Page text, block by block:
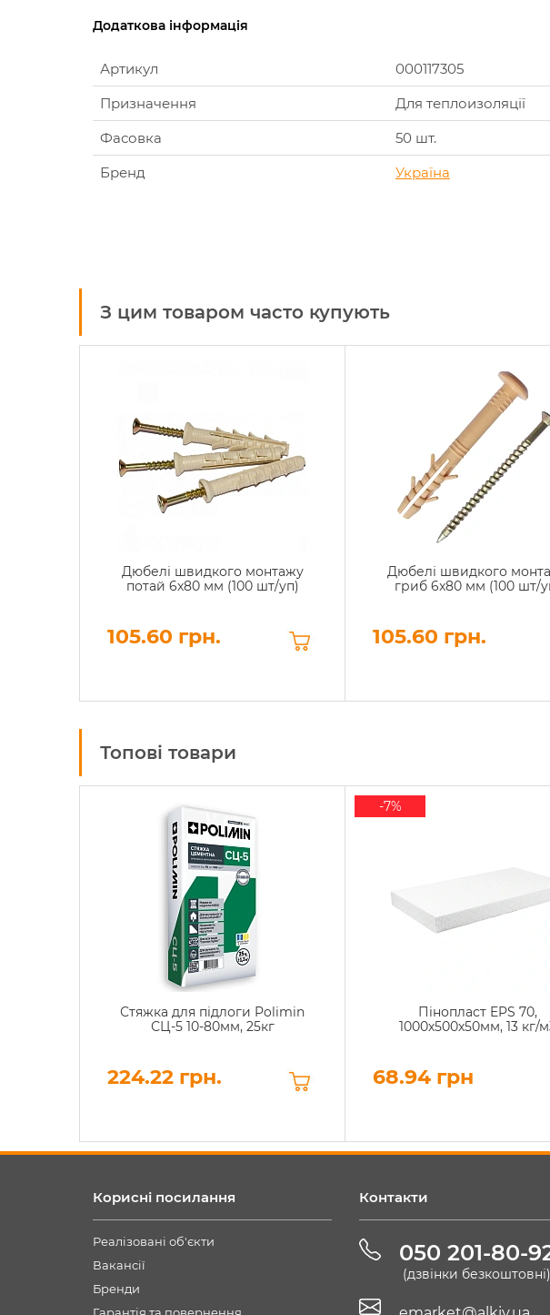
Додаткова інформація
Артикул
000117305
Призначення
Для теплоизоляції
Фасовка
50 шт.
Бренд
Україна
З цим товаром часто купують
Дюбелі швидкого монтажу
потай 6x80 мм (100 шт/уп)
105.60 грн.
Дюбелі швидкого
гриб 6x80 мм (100 шт/
105.60 грн.
Топові товари
Стяжка для підлоги Polimin
СЦ-5 10-80мм, 25кг
224.22 грн.
Пінопласт EPS 70,
1000х500х50мм, 13 кг/
68.94 грн
-7%
Корисні посилання
Реалізовані об'єкти
Вакансії
Бренди
Контакти
050 201-80-
(дзвінки безкоштовні)